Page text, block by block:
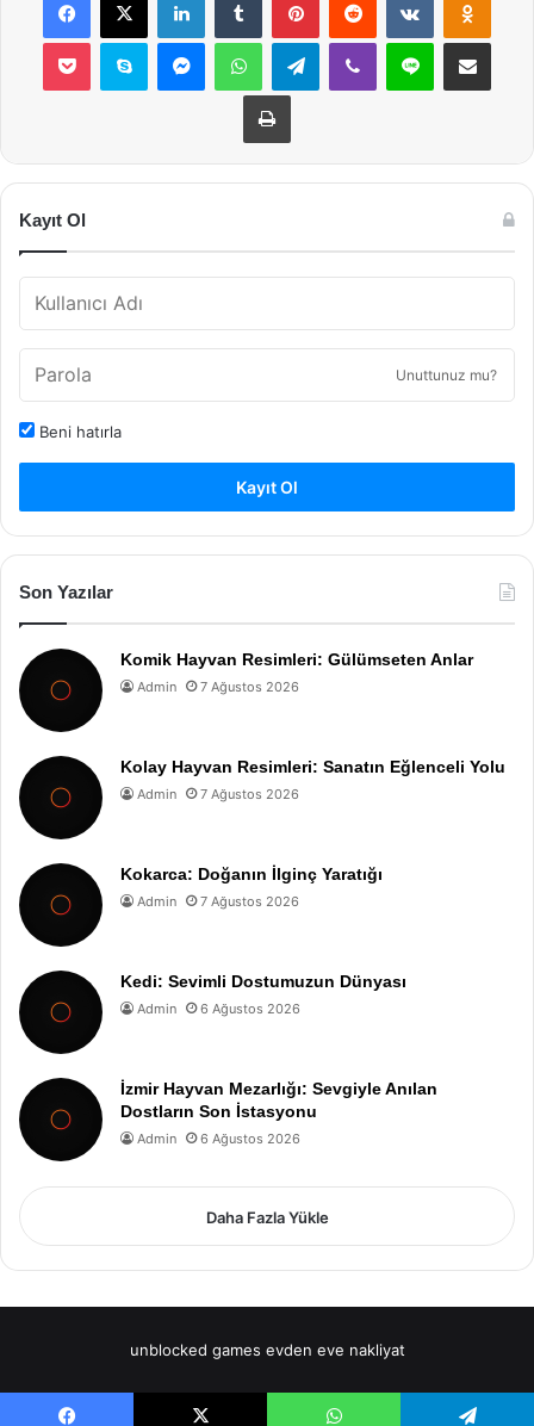
Pocket Skype MessengerWhatsAppTelegramViber Line E-Posta ile
Yazdır
Kayıt Ol
Unuttunuz mu?
Beni hatırla
Kayıt Ol
Son Yazılar
Komik Hayvan Resimleri: Gülümseten Anlar
Admin 7 Ağustos 2026
Kolay Hayvan Resimleri: Sanatın Eğlenceli Yolu
Admin 7 Ağustos 2026
Kokarca: Doğanın İlginç Yaratığı
Admin 7 Ağustos 2026
Kedi: Sevimli Dostumuzun Dünyası
Admin 6 Ağustos 2026
İzmir Hayvan Mezarlığı: Sevgiyle Anılan
Dostların Son İstasyonu
Admin 6 Ağustos 2026
Daha Fazla Yükle
unblocked games evden eve nakliyat